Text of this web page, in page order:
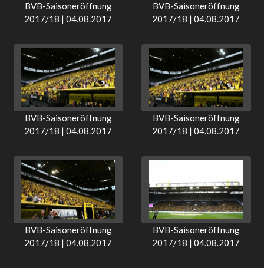
BVB-Saisoneröffnung
2017/18 | 04.08.2017
BVB-Saisoneröffnung
2017/18 | 04.08.2017
BVB-Saisoneröffnung
2017/18 | 04.08.2017
BVB-Saisoneröffnung
2017/18 | 04.08.2017
BVB-Saisoneröffnung
2017/18 | 04.08.2017
BVB-Saisoneröffnung
2017/18 | 04.08.2017